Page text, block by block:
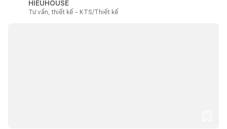
HIEUHOUSE
Tư vấn, thiết kế - KTS/Thiết kế